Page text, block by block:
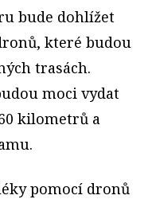
bude dohlížet
které budou
trasách.
moci vydat
kilometrů a
pomocí dronů